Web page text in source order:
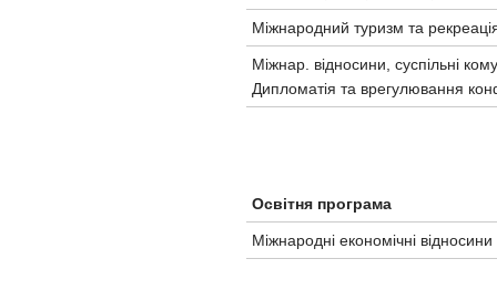
Міжнародний туризм та
Міжнар. відносини, суспільні
Дипломатія та врегулювання
Освітня програма
Міжнародні економічні відносини